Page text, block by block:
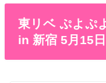
東リベ ぷよぷ
in 新宿 5月15